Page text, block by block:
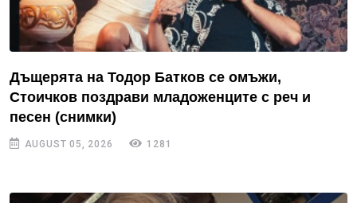
Дъщерята на Тодор Батков се омъжи,
Стоичков поздрави младоженците с реч и
песен (снимки)
AUGUST 05, 2026 1281